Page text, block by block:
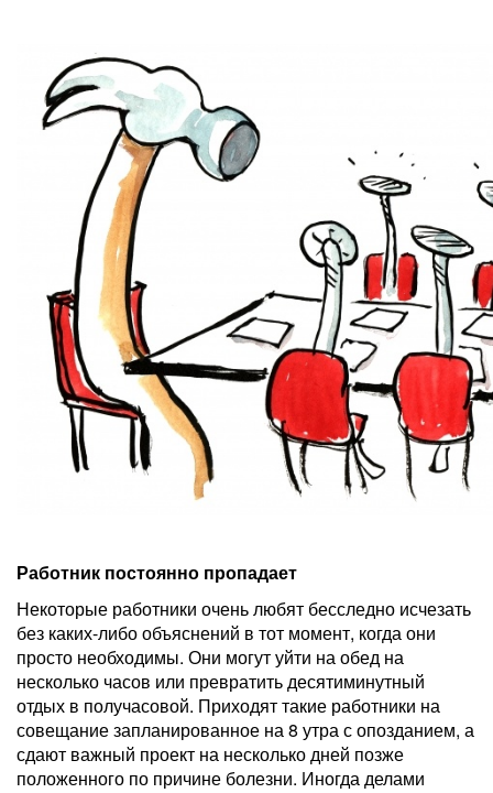
Работник постоянно пропадает
Некоторые работники очень любят бесследно исчезать
без каких-либо объяснений в тот момент, когда они
просто необходимы. Они могут уйти на обед на
несколько часов или превратить десятиминутный
отдых в получасовой. Приходят такие работники на
совещание запланированное на 8 утра с опозданием, а
сдают важный проект на несколько дней позже
положенного по причине болезни. Иногда делами